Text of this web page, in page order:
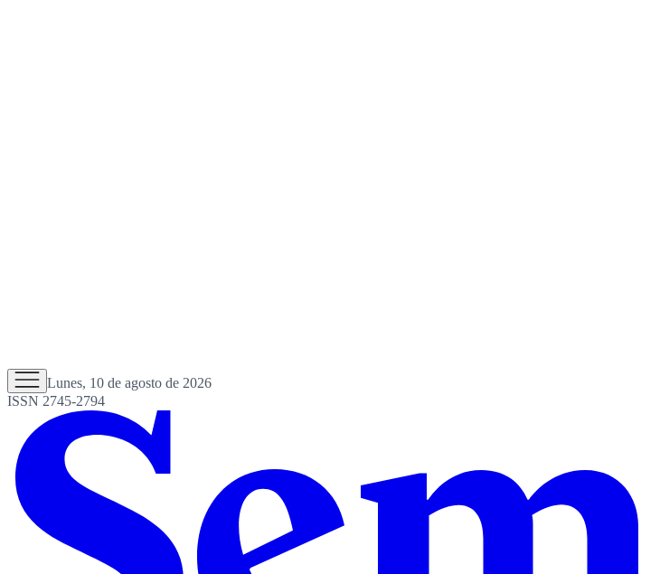
Lunes, 10 de agosto de 2026
ISSN 2745-2794